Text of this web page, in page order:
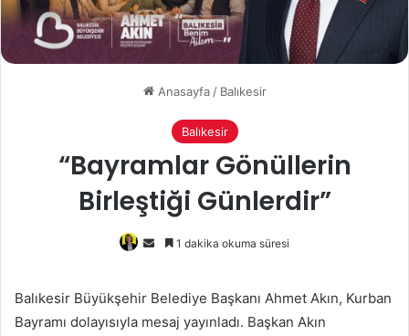
Anasayfa / Balıkesir
Balıkesir
“Bayramlar Gönüllerin
Birleştiği Günlerdir”
Bir
göndermek
1 dakika okuma süresi
Balıkesir Büyükşehir Belediye Başkanı Ahmet Akın, Kurban
Bayramı dolayısıyla mesaj yayınladı. Başkan Akın